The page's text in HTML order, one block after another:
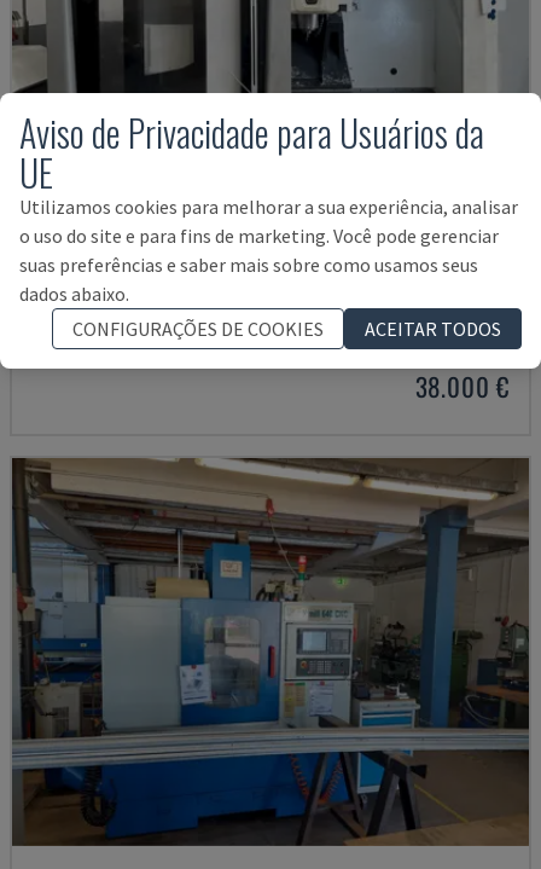
ECOMILL 800 V
DMG - CENTRO DE MAQUINAÇÃO VERTICAL
ALEMANHA 2016 11.898 HRS
38.000 €
Aviso de Privacidade para Usuários da
UE
Utilizamos cookies para melhorar a sua experiência, analisar
o uso do site e para fins de marketing. Você pode gerenciar
suas preferências e saber mais sobre como usamos seus
dados abaixo.
CONFIGURAÇÕES DE COOKIES
ACEITAR TODOS